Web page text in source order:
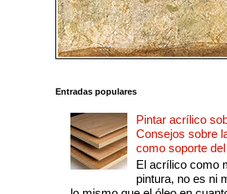
Entradas populares
Pintar acrílico
Consejos sobre
como soporte
El acrílico como
pintura, no es ni